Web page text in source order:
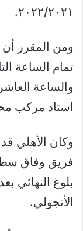
٢٠٢٢/٢٠٢١.
ومن المقرر أن
تمام الساعة
والساعة
استاد مركب
وكان الأهلي
فريق وفاق
بلوغ النهائي
الأنجولي.